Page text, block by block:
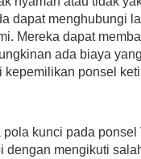
dapat menghubungi
Mereka dapat
ada biaya
kepemilikan ponsel
kunci pada
dengan mengikuti